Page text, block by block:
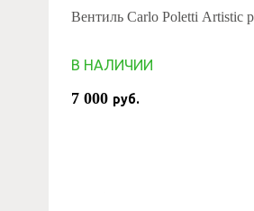
Вентиль Carlo Poletti Artistic
В НАЛИЧИИ
7 000 руб.